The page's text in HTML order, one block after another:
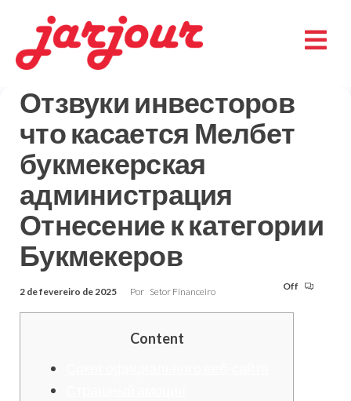
Отзвуки инвесторов
что касается Мелбет
букмекерская
администрация
Отнесение к категории
Букмекеров
2 de fevereiro de 2025 Por Setor Financeiro Off
Content